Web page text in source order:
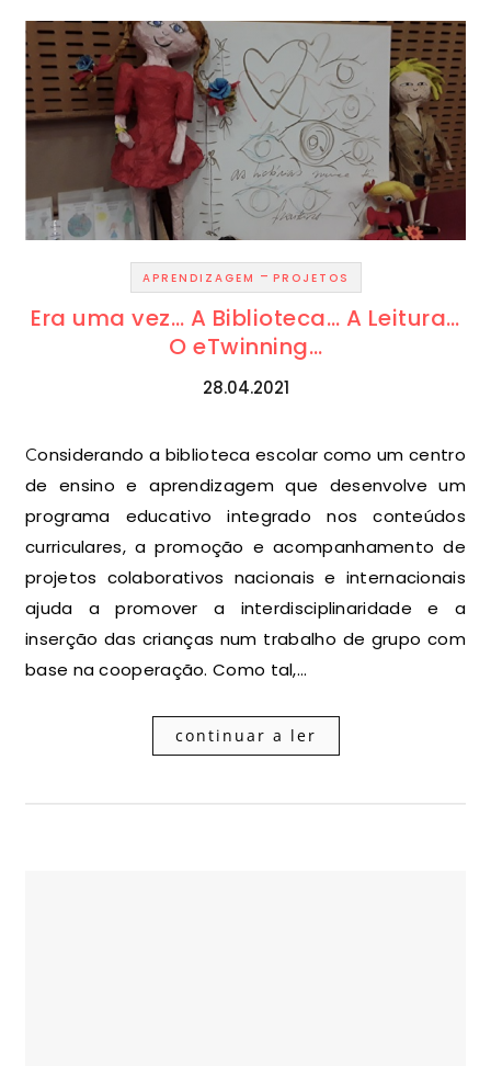
APRENDIZAGEM - PROJETOS
Era uma vez… A Biblioteca… A Leitura…
O eTwinning…
28.04.2021
Considerando a biblioteca escolar como um centro
de ensino e aprendizagem que desenvolve um
programa educativo integrado nos conteúdos
curriculares, a promoção e acompanhamento de
projetos colaborativos nacionais e internacionais
ajuda a promover a interdisciplinaridade e a
inserção das crianças num trabalho de grupo com
base na cooperação. Como tal,…
continuar a ler